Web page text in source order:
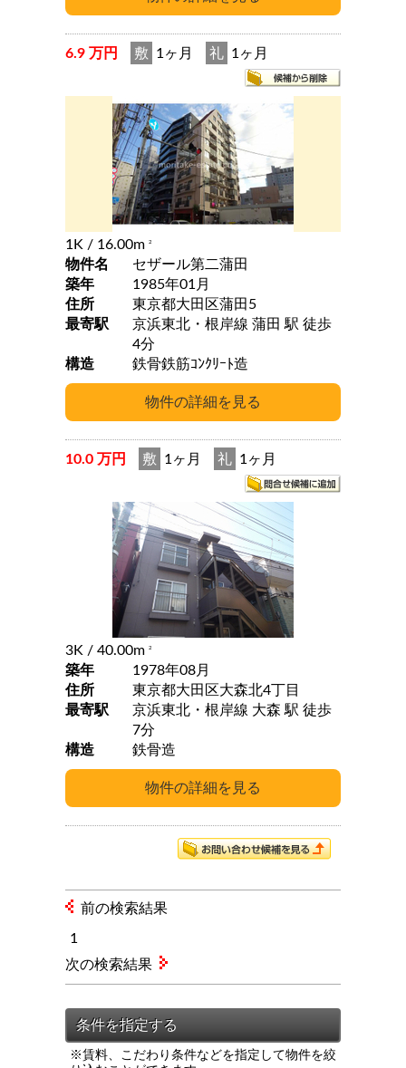
6.9 万円 敷 1ヶ月 礼 1ヶ月
1K / 16.00m 2
物件名
セザール第二蒲田
築年
1985年01月
住所
東京都大田区蒲田5
最寄駅
京浜東北・根岸線 蒲田 駅 徒歩
4分
構造
鉄骨鉄筋ｺﾝｸﾘｰﾄ造
10.0 万円 敷 1ヶ月 礼 1ヶ月
3K / 40.00m 2
築年
1978年08月
住所
東京都大田区大森北4丁目
最寄駅
京浜東北・根岸線 大森 駅 徒歩
7分
構造
鉄骨造
前の検索結果
1
※賃料、こだわり条件などを指定して物件を絞